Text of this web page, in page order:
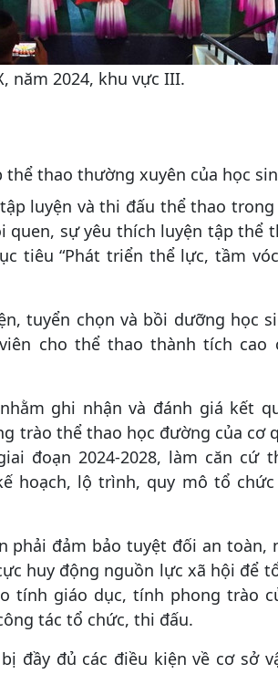
năm 2024, khu vực III.
thao thường xuyên của học
luyện và thi đấu thể thao
sự yêu thích luyện tập thể
tiêu “Phát triển thể lực, tầm
tuyển chọn và bồi dưỡng học
cho thể thao thành tích cao
ghi nhận và đánh giá kết
trào thể thao học đường của cơ
đoạn 2024-2028, làm căn cứ
hoạch, lộ trình, quy mô tổ chức
phải đảm bảo tuyệt đối an toàn,
huy động nguồn lực xã hội để
tính giáo dục, tính phong trào
tác tổ chức, thi đấu.
đầy đủ các điều kiện về cơ sở